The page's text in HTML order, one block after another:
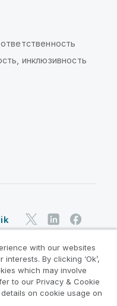
инклюзивность
положения
знаки
with our websites
By clicking ‘Ok’,
which may involve
to our Privacy & Cookie
on cookie usage on